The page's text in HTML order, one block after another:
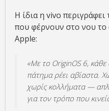
Η ίδια η vivo
που φέρνουν στο νου
Apple:
«Με το OriginOS 6,
πάτημα ρέει αβίαστα.
χωρίς κολλήματα —
για τον τρόπο που